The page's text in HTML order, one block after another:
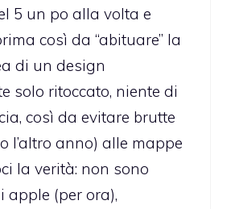
5 un po alla volta e
così da “abituare” la
di un design
solo ritoccato, niente di
così da evitare brutte
l’altro anno) alle mappe
la verità: non sono
apple (per ora),